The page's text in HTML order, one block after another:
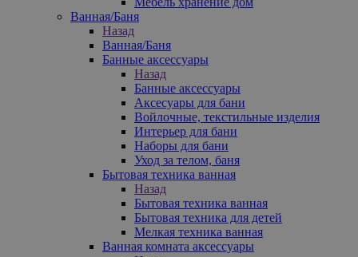
Ванная/Баня
Назад
Ванная/Баня
Банные аксессуары
Назад
Банные аксессуары
Аксесуары для бани
Войлочные, текстильные изделия
Интерьер для бани
Наборы для бани
Уход за телом, баня
Бытовая техника ванная
Назад
Бытовая техника ванная
Бытовая техника для детей
Мелкая техника ванная
Ванная комната аксессуары